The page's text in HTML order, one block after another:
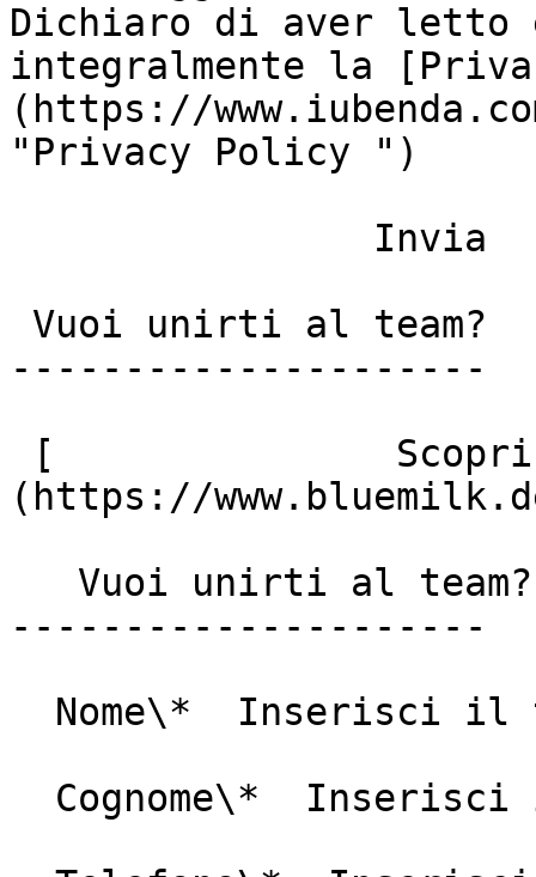
Dichiaro di aver letto
integralmente la
(https://
"Privacy Policy ")
---------------------
(https://
---------------------